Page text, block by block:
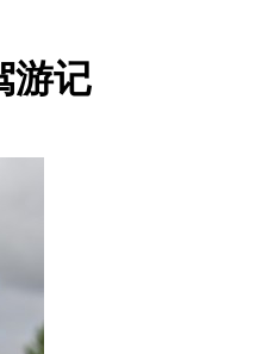
游记